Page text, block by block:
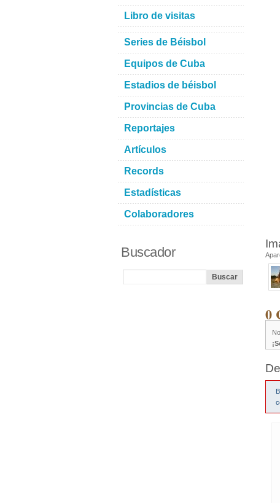
0
Libro de visitas
Series de Béisbol
Equipos de Cuba
Estadios de béisbol
Provincias de Cuba
Reportajes
Artículos
Records
Estadísticas
Colaboradores
Buscador